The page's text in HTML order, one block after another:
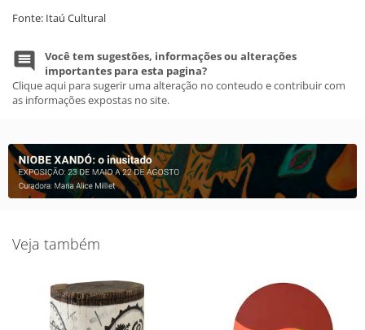
Fonte: Itaú Cultural
Você tem sugestões, informações ou alterações
importantes para esta pagina?
Clique aqui para sugerir uma alteração no conteudo e contribuir com
as informações expostas no site.
Veja também